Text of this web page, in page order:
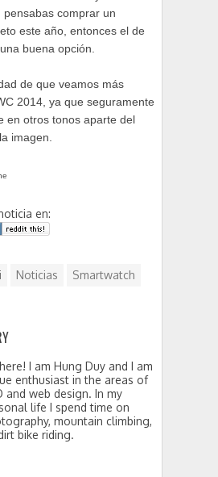
pensabas comprar un
este año, entonces el de
buena opción.
de que veamos más
2014, ya que seguramente
en otros tonos aparte del
imagen.
en:
Noticias
Smartwatch
I am Hung Duy and I am
enthusiast in the areas of
and web design. In my
life I spend time on
mountain climbing,
bike riding.